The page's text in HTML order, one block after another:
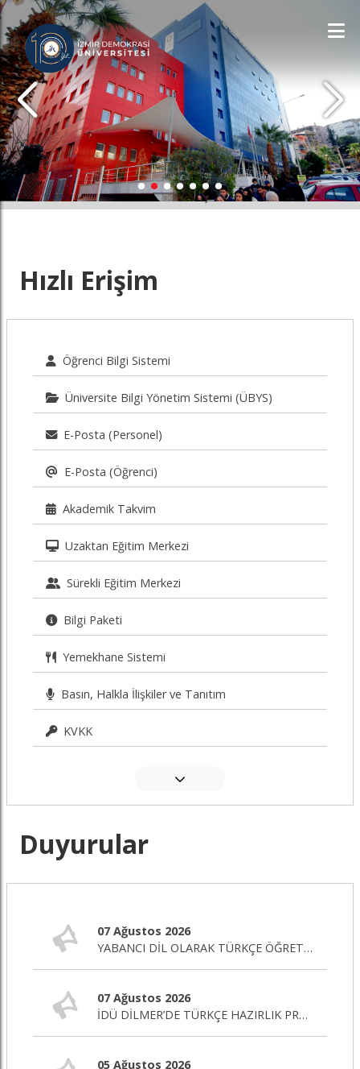
İDÜ'YÜ KEŞFET
Hızlı Erişim
Öğrenci Bilgi Sistemi
Üniversite Bilgi Yönetim Sistemi (ÜBYS)
E-Posta (Personel)
E-Posta (Öğrenci)
Akademik Takvim
Uzaktan Eğitim Merkezi
Sürekli Eğitim Merkezi
Bilgi Paketi
Yemekhane Sistemi
Basın, Halkla İlişkiler ve Tanıtım
KVKK
Duyurular
07 Ağustos 2026
YABANCI DİL OLARAK TÜRKÇE ÖĞRETİMİ SERTİFİKA PROGRAMI BAŞLIYOR!
07 Ağustos 2026
İDÜ DİLMER’DE TÜRKÇE HAZIRLIK PROGRAMI BAŞLIYOR!
05 Ağustos 2026